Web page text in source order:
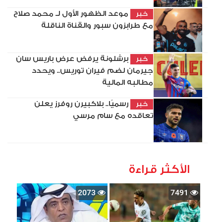
خبر
موعد الظهور الأول لـ محمد صلاح
مع طرابزون سبور والقناة الناقلة
خبر
برشلونة يرفض عرض باريس سان
جيرمان لضم فيران توريس.. ويحدد
مطالبه المالية
خبر
رسميًا.. بلاكبيرن روفرز يعلن
تعاقده مع سام مرسي
الأكثر قراءة
7491
2073